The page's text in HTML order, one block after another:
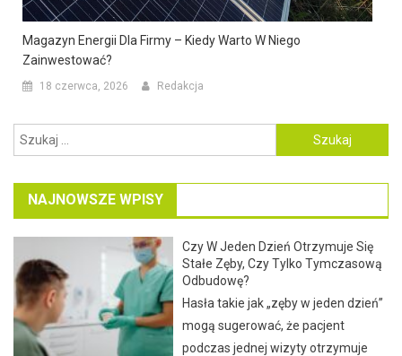
Magazyn Energii Dla Firmy – Kiedy Warto W Niego
Zainwestować?
18 czerwca, 2026 Redakcja
Szukaj:
NAJNOWSZE WPISY
Czy W Jeden Dzień Otrzymuje Się
Stałe Zęby, Czy Tylko Tymczasową
Odbudowę?
Hasła takie jak „zęby w jeden dzień”
mogą sugerować, że pacjent
podczas jednej wizyty otrzymuje